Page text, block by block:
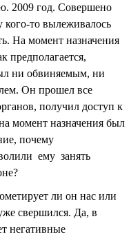
2009 год. Совершено
кого-то вылеживалось
На момент назначения
предполагается,
ни обвиняемым, ни
Он прошел все
получил доступ к
момент назначения был
почему
ему занять
ли он нас или
свершился. Да, в
негативные